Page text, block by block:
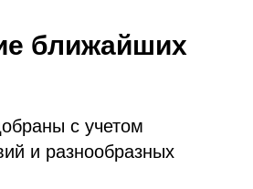
ближайших
с учетом
и разнообразных